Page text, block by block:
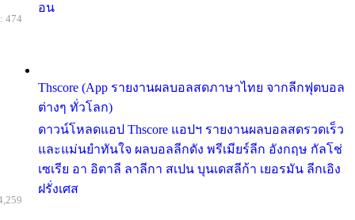
อน
Thscore (App รายงานผลบอลสดภาษาไทย จากลีกฟุตบอล
ต่างๆ ทั่วโลก)
ดาวน์โหลดแอป Thscore แอปฯ รายงานผลบอลสดรวดเร็ว
และแม่นยำทันใจ ผลบอลลีกดัง พรีเมียร์ลีก อังกฤษ กัลโช่
เซเรีย อา อิตาลี ลาลีกา สเปน บุนเดสลีก้า เยอรมัน ลีกเอิง
ฝรั่งเศส
474